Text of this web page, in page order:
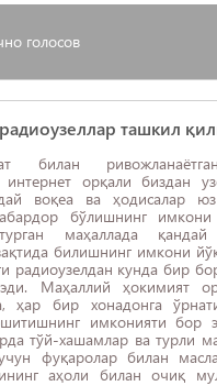
голосов
ташкил
билан
орқали биздан
воқеа ва ҳодисалар юз
бўлишнинг
маҳаллада қандай
билишнинг имкони
радиоузелдан кунда бир
Маҳаллий ҳокимият
ҳар бир хонадонга
имконияти бор
тўй-хашамлар ва турли
фуқаролар билан
аҳоли билан очиқ